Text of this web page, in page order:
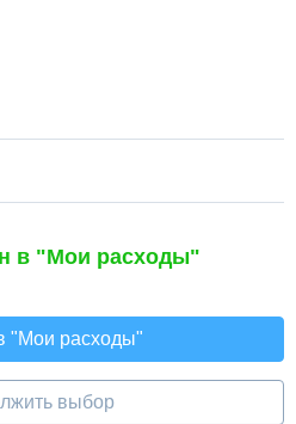
в "Мои расходы"
"Мои расходы"
выбор